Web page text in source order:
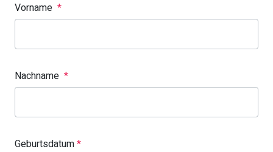
Vorname *
Nachname *
Geburtsdatum*